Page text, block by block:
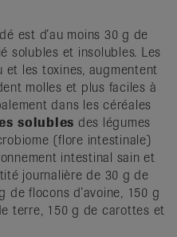
est d’au moins 30 g de
solubles et insolubles. Les
et les toxines, augmentent
molles et plus faciles à
dans les céréales
solubles des légumes
(flore intestinale)
intestinal sain et
journalière de 30 g de
flocons d’avoine, 150 g
terre, 150 g de carottes et